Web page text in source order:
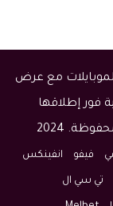
مع عرض
فور إطلاقها
2024
فيفو انفينكس
تي سي ال